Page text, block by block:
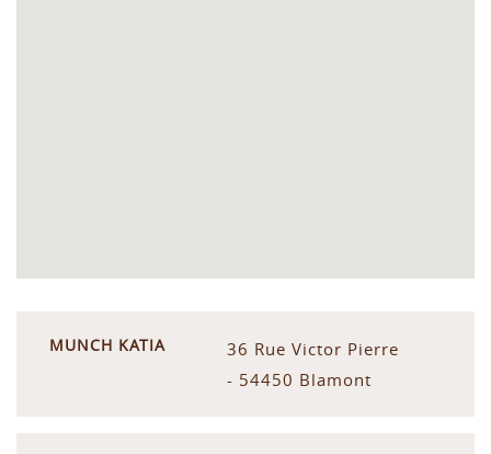
MUNCH KATIA
36 Rue Victor Pierre
- 54450 Blamont